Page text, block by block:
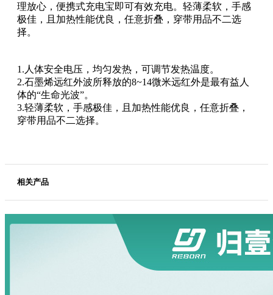
理放心，便携式充电宝即可有效充电。轻薄柔软，手感
极佳，且加热性能优良，任意折叠，穿带用品不二选
择。
1.人体安全电压，均匀发热，可调节发热温度。
2.石墨烯远红外波所释放的8~14微米远红外是最有益人
体的“生命光波”。
3.轻薄柔软，手感极佳，且加热性能优良，任意折叠，
穿带用品不二选择。
相关产品